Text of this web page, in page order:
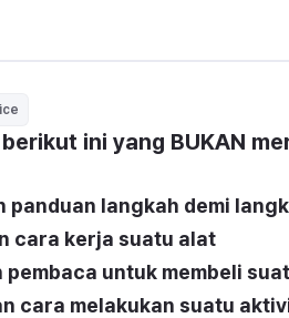
ini yang BUKAN
panduan langkah demi
cara kerja suatu alat
pembaca untuk membeli
cara melakukan suatu